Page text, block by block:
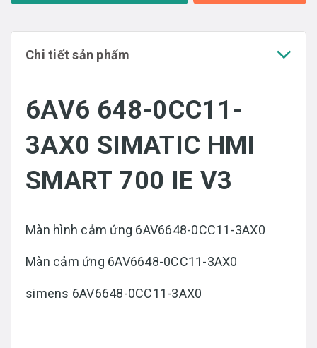
Chi tiết sản phẩm
6AV6 648-0CC11-
3AX0 SIMATIC HMI
SMART 700 IE V3
Màn hình cảm ứng 6AV6648-0CC11-3AX0
Màn cảm ứng 6AV6648-0CC11-3AX0
simens 6AV6648-0CC11-3AX0